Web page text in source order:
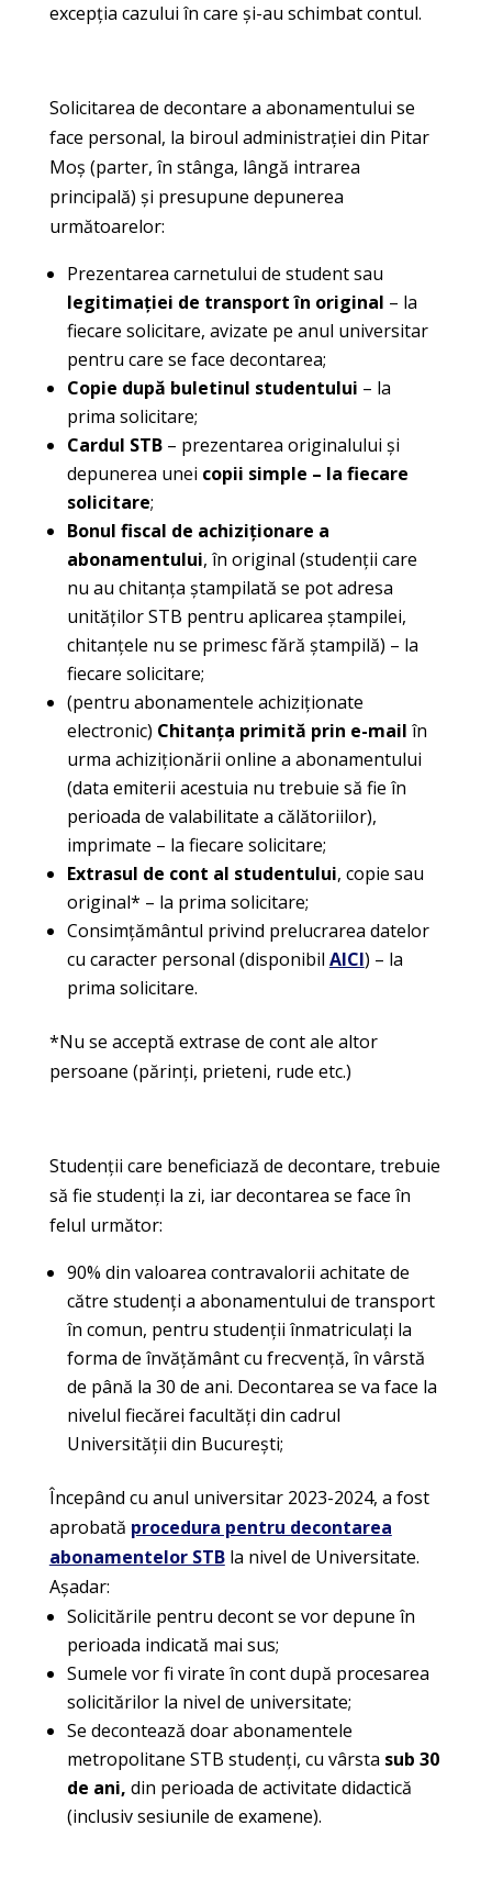
excepția cazului în care și-au schimbat contul.
Solicitarea de decontare a abonamentului se
face personal, la biroul administrației din Pitar
Moș (parter, în stânga, lângă intrarea
principală) și presupune depunerea
următoarelor:
Prezentarea carnetului de student sau
legitimației de transport în original – la
fiecare solicitare, avizate pe anul universitar
pentru care se face decontarea;
Copie după buletinul studentului – la
prima solicitare;
Cardul STB– prezentarea originalului și
depunerea unei copii simple – la fiecare
solicitare;
Bonul fiscal de achiziționare a
abonamentului, în original (studenții care
nu au chitanța ștampilată se pot adresa
unităților STB pentru aplicarea ștampilei,
chitanțele nu se primesc fără ștampilă) – la
fiecare solicitare;
(pentru abonamentele achiziționate
electronic) Chitanța primită prin e-mail în
urma achiziționării online a abonamentului
(data emiterii acestuia nu trebuie să fie în
perioada de valabilitate a călătoriilor),
imprimate – la fiecare solicitare;
Extrasul de cont al studentului, copie sau
original* – la prima solicitare;
Consimțământul privind prelucrarea datelor
cu caracter personal (disponibil AICI) – la
prima solicitare.
*Nu se acceptă extrase de cont ale altor
persoane (părinți, prieteni, rude etc.)
Studenții care beneficiază de decontare, trebuie
să fie studenți la zi, iar decontarea se face în
felul următor:
90% din valoarea contravalorii achitate de
către studenți a abonamentului de transport
în comun, pentru studenții înmatriculați la
forma de învățământ cu frecvență, în vârstă
de până la 30 de ani. Decontarea se va face la
nivelul fiecărei facultăți din cadrul
Universității din București;
Începând cu anul universitar 2023-2024, a fost
aprobată procedura pentru decontarea
abonamentelor STB la nivel de Universitate.
Așadar:
Solicitările pentru decont se vor depune în
perioada indicată mai sus;
Sumele vor fi virate în cont după procesarea
solicitărilor la nivel de universitate;
Se decontează doar abonamentele
metropolitane STB studenți, cu vârsta sub 30
de ani, din perioada de activitate didactică
(inclusiv sesiunile de examene).